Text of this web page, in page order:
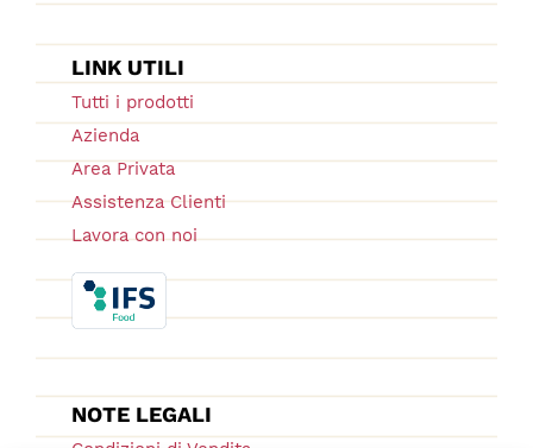
LINK UTILI
Tutti i prodotti
Azienda
Area Privata
Assistenza Clienti
Lavora con noi
NOTE LEGALI